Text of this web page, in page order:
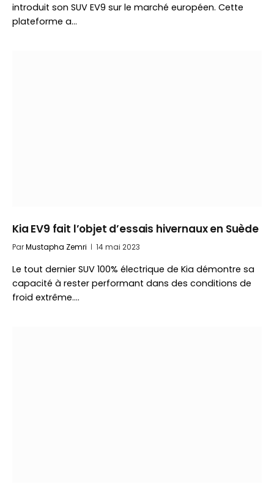
introduit son SUV EV9 sur le marché européen. Cette
plateforme a…
Kia EV9 fait l’objet d’essais hivernaux en Suède
ParMustapha Zemri 14 mai 2023
Le tout dernier SUV 100% électrique de Kia démontre sa
capacité à rester performant dans des conditions de
froid extrême.…